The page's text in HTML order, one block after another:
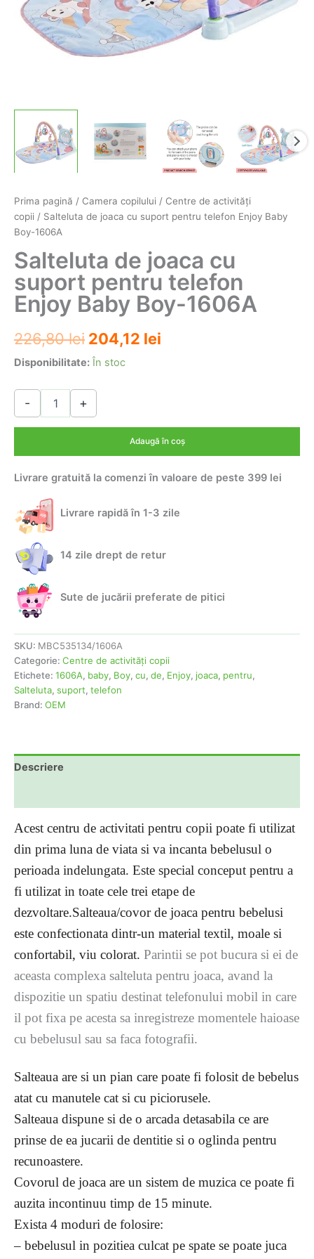
Prima pagină / Camera copilului / Centre de activităţi
copii / Salteluta de joaca cu suport pentru telefon Enjoy Baby
Boy-1606A
Salteluta de joaca cu
suport pentru telefon
Enjoy Baby Boy-1606A
226,80lei Prețul
inițial
a
fost:
226,80 lei.
204,12 lei
Disponibilitate: În stoc
-
Cantitate
pentru
Enjoy
Baby
Boy-
1606A
+
Adaugă în coș
Livrare gratuită la comenzi în valoare de peste 399 lei
Livrare rapidă în 1-3 zile
14 zile drept de retur
Sute de jucării preferate de pitici
SKU: MBC535134/1606A
Categorie: Centre de activităţi copii
Etichete: 1606A, baby, Boy, cu, de, Enjoy, joaca, pentru,
Salteluta, suport, telefon
Brand: OEM
Descriere
Acest centru de activitati pentru copii poate fi utilizat
din prima luna de viata si va incanta bebelusul o
perioada indelungata. Este special conceput pentru a
fi utilizat in toate cele trei etape de
dezvoltare.Salteaua/covor de joaca pentru bebelusi
este confectionata dintr-un material textil, moale si
confortabil, viu colorat. Parintii se pot bucura si ei de
aceasta complexa salteluta pentru joaca, avand la
dispozitie un spatiu destinat telefonului mobil in care
il pot fixa pe acesta sa inregistreze momentele haioase
cu bebelusul sau sa faca fotografii.
Salteaua are si un pian care poate fi folosit de bebelus
atat cu manutele cat si cu piciorusele.
Salteaua dispune si de o arcada detasabila ce are
prinse de ea jucarii de dentitie si o oglinda pentru
recunoastere.
Covorul de joaca are un sistem de muzica ce poate fi
auzita incontinuu timp de 15 minute.
Exista 4 moduri de folosire:
– bebelusul in pozitiea culcat pe spate se poate juca